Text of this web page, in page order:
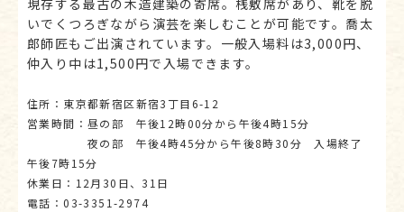
現存する最古の木造建築の寄席。桟敷席があり、靴を脱
いでくつろぎながら演芸を楽しむことが可能です。喬太
郎師匠もご出演されています。一般入場料は3,000円、
仲入り中は1,500円で入場できます。
住所：東京都新宿区新宿3丁目6-12
営業時間：昼の部 午後12時00分から午後4時15分
夜の部 午後4時45分から午後8時30分 入場終了
午後7時15分
休業日：12月30日、31日
電話：03-3351-2974